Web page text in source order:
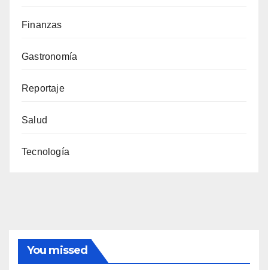
Finanzas
Gastronomía
Reportaje
Salud
Tecnología
You missed